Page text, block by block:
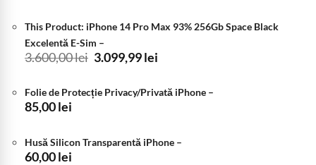
This Product: iPhone 14 Pro Max 93% 256Gb Space Black
Excelentă E-Sim –
3.600,00lei Prețul
fost:
3.099,99lei
3.099,99 lei.
Folie de Protecție Privacy/Privată iPhone –
85,00lei
Husă Silicon Transparentă iPhone –
60,00lei